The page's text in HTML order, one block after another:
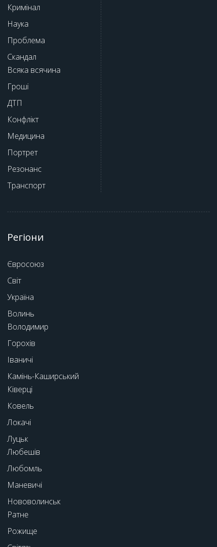
Кримінал
Наука
Проблема
Скандал
Всяка всячина
Гроші
ДТП
Конфлікт
Медицина
Портрет
Резонанс
Транспорт
Регіони
Євросоюз
Світ
Україна
Волинь
Володимир
Горохів
Іваничі
Камінь-Каширський
Ківерці
Ковель
Локачі
Луцьк
Любешів
Любомль
Маневичі
Нововолинськ
Ратне
Рожище